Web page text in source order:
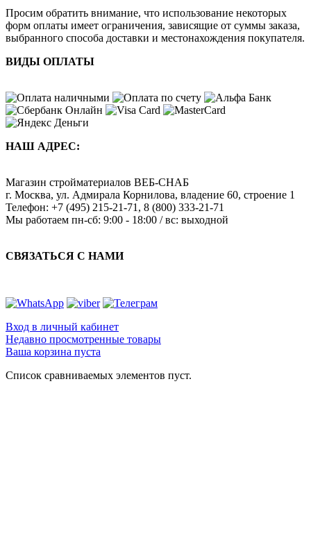
Просим обратить внимание, что использование некоторых
форм оплаты имеет ограничения, зависящие от суммы заказа,
выбранного способа доставки и местонахождения покупателя.
ВИДЫ ОПЛАТЫ
НАШ АДРЕС:
Магазин стройматериалов ВЕБ-СНАБ
г. Москва, ул. Адмирала Корнилова, владение 60, строение 1
Телефон: +7 (495) 215-21-71 , 8 (800) 333-21-71
Мы работаем пн-сб: 9:00 - 18:00 / вс: выходной
СВЯЗАТЬСЯ С НАМИ
Вход в личный кабинет
Недавно просмотренные товары
Ваша корзина пуста
Список сравниваемых элементов пуст.